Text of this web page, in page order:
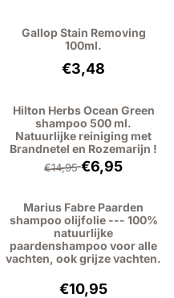
btw: 8,97
Gallop Stain Removing
100ml.
Prijs: 3,48,
€3,48
btw: 8,97
Hilton Herbs Ocean Green
shampoo 500 ml.
Natuurlijke reiniging met
Brandnetel en Rozemarijn !
Van 14,95 voor
€14,95€6,95
btw: 15,66
Marius Fabre Paarden
shampoo olijfolie --- 100%
natuurlijke
paardenshampoo voor alle
vachten, ook grijze vachten.
Prijs: 10,95,
€10,95